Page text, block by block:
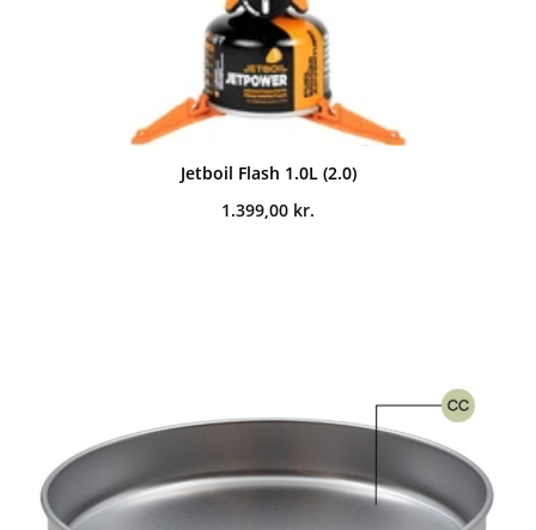
Jetboil Flash 1.0L (2.0)
1.399,00 kr.